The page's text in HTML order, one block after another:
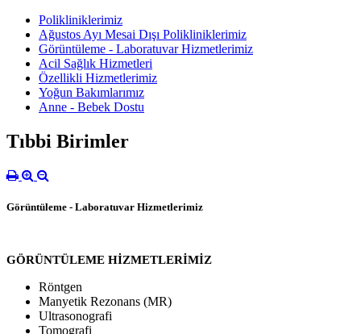
Polikliniklerimiz
Ağustos Ayı Mesai Dışı Polikliniklerimiz
Görüntüleme - Laboratuvar Hizmetlerimiz
Acil Sağlık Hizmetleri
Özellikli Hizmetlerimiz
Yoğun Bakımlarımız
Anne - Bebek Dostu
Tıbbi Birimler
Görüntüleme - Laboratuvar Hizmetlerimiz
GÖRÜNTÜLEME HİZMETLERİMİZ
Röntgen
Manyetik Rezonans (MR)
Ultrasonografi
Tomografi